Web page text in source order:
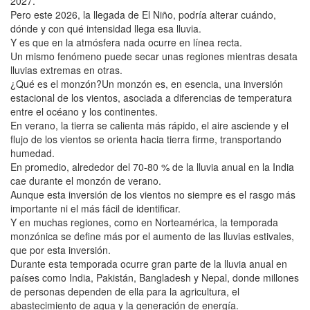
Pero este 2026, la llegada de El Niño, podría alterar cuándo,
dónde y con qué intensidad llega esa lluvia.
Y es que en la atmósfera nada ocurre en línea recta.
Un mismo fenómeno puede secar unas regiones mientras desata
lluvias extremas en otras.
¿Qué es el monzón?Un monzón es, en esencia, una inversión
estacional de los vientos, asociada a diferencias de temperatura
entre el océano y los continentes.
En verano, la tierra se calienta más rápido, el aire asciende y el
flujo de los vientos se orienta hacia tierra firme, transportando
humedad.
En promedio, alrededor del 70-80 % de la lluvia anual en la India
cae durante el monzón de verano.
Aunque esta inversión de los vientos no siempre es el rasgo más
importante ni el más fácil de identificar.
Y en muchas regiones, como en Norteamérica, la temporada
monzónica se define más por el aumento de las lluvias estivales,
que por esta inversión.
Durante esta temporada ocurre gran parte de la lluvia anual en
países como India, Pakistán, Bangladesh y Nepal, donde millones
de personas dependen de ella para la agricultura, el
abastecimiento de agua y la generación de energía.